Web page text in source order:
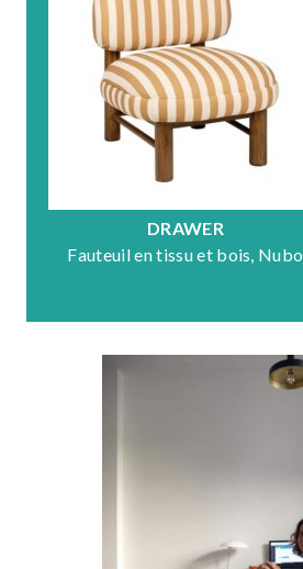
DRAWER
Fauteuil en tissu et bois, Nubo